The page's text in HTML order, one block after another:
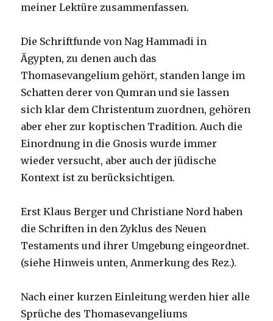
meiner Lektüre zusammenfassen.
Die Schriftfunde von Nag Hammadi in
Ägypten, zu denen auch das
Thomasevangelium gehört, standen lange im
Schatten derer von Qumran und sie lassen
sich klar dem Christentum zuordnen, gehören
aber eher zur koptischen Tradition. Auch die
Einordnung in die Gnosis wurde immer
wieder versucht, aber auch der jüdische
Kontext ist zu berücksichtigen.
Erst Klaus Berger und Christiane Nord haben
die Schriften in den Zyklus des Neuen
Testaments und ihrer Umgebung eingeordnet.
(siehe Hinweis unten, Anmerkung des Rez.).
Nach einer kurzen Einleitung werden hier alle
Sprüche des Thomasevangeliums